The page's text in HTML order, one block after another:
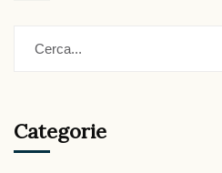
Categorie